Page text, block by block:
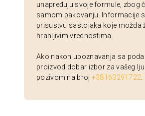
unapređuju svoje formule, zbog
samom pakovanju. Informacije
prisustvu sastojaka koje možda
hranljivim vrednostima.
Ako nakon upoznavanja sa
proizvod dobar izbor za vašeg
pozivom na broj +38163291722